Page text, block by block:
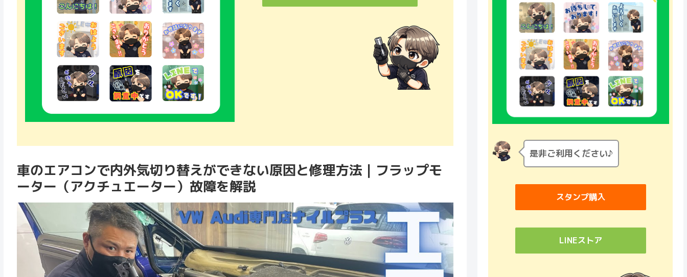
車のエアコンで内外気切り替えができない原因と修理方法｜フラップモ
ーター（アクチュエーター）故障を解説
是非ご利用ください♪
スタンプ購入
LINEストア